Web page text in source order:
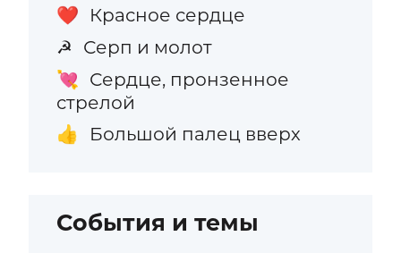
❤️ Красное сердце
☭ Серп и молот
💘 Сердце, пронзенное
стрелой
👍 Большой палец вверх
События и темы